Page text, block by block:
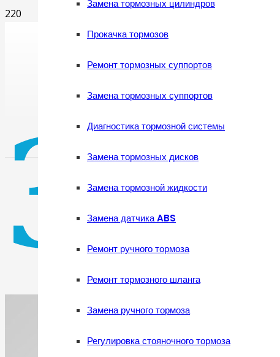
Замена тормозных цилиндров
Прокачка тормозов
Ремонт тормозных суппортов
Замена тормозных суппортов
Диагностика тормозной системы
Замена тормозных дисков
Замена тормозной жидкости
Замена датчика ABS
Ремонт ручного тормоза
Ремонт тормозного шланга
Замена ручного тормоза
Регулировка стояночного тормоза